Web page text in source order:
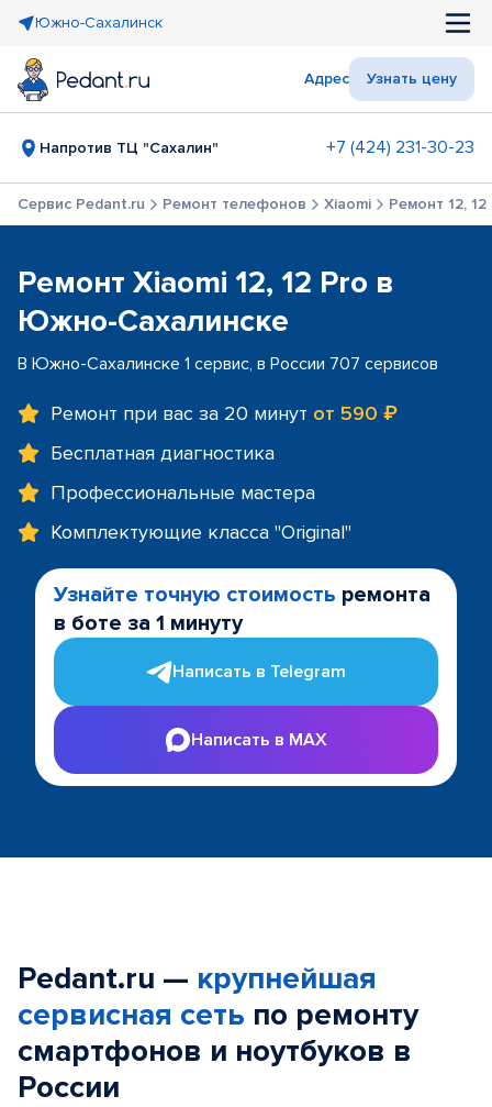
Южно-Сахалинск
Адрес Узнать цену
Напротив ТЦ "Сахалин" +7 (424) 231-30-23
Сервис Pedant.ru Ремонт телефонов Xiaomi Ремонт 12, 12
Ремонт Xiaomi 12, 12 Pro в
Южно-Сахалинске
В Южно-Сахалинске 1 сервис, в России 707 сервисов
Ремонт при вас за 20 минут от 590 ₽
Бесплатная диагностика
Профессиональные мастера
Комплектующие класса "Original"
Узнайте точную стоимость ремонта
в боте за 1 минуту
Написать в Telegram
Написать в MAX
Pedant.ru — крупнейшая
сервисная сеть по ремонту
смартфонов и ноутбуков в
России